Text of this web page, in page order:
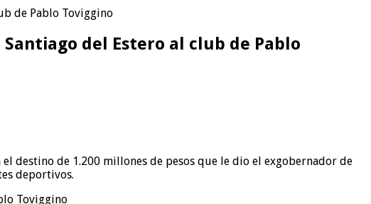
de Pablo Toviggino
del Estero al club de Pablo
destino de 1.200 millones de pesos que le dio el exgobernador de
deportivos.